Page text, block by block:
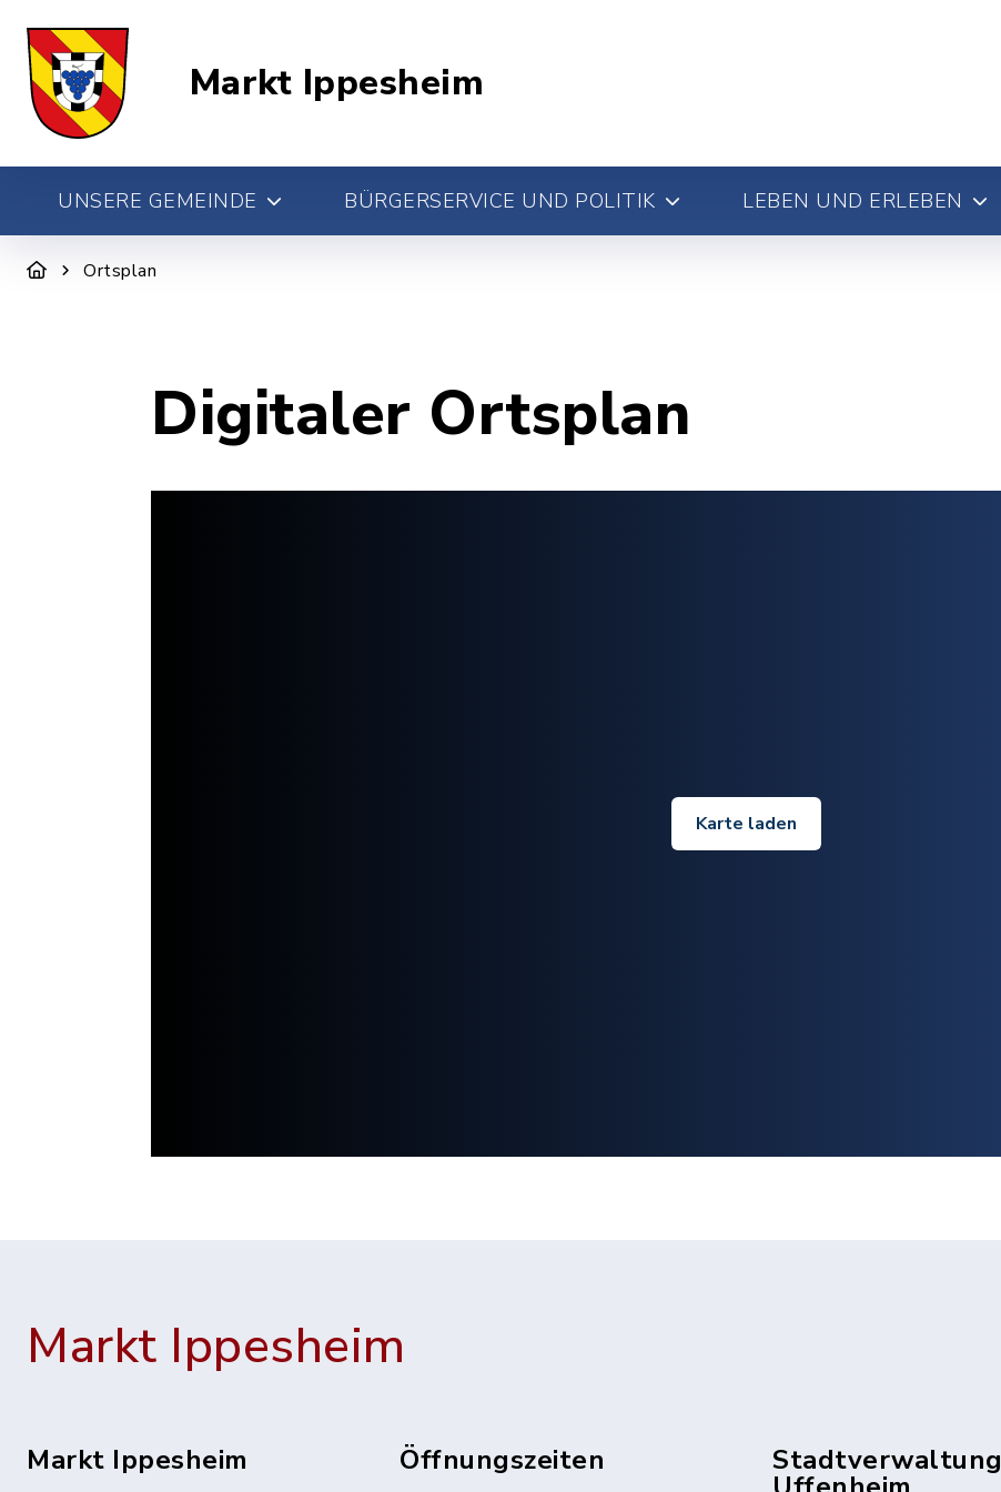
Markt Ippesheim
UNSERE GEMEINDE BÜRGERSERVICE UND POLITIK LEBEN UND ERLEBEN
Ortsplan
Digitaler Ortsplan
Karte laden
Markt Ippesheim
Markt Ippesheim Öffnungszeiten Stadtverwaltung